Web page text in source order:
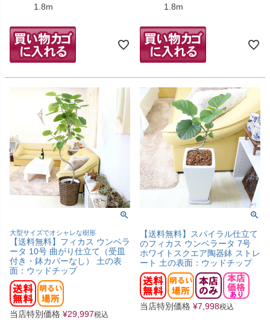
1.8m
1.8m
大型サイズでオシャレな樹形
【送料無料】フィカス ウンベラ
ータ 10号 曲がり仕立て（受皿
付き・鉢カバーなし） 土の表
面：ウッドチップ
当店特別価格 ¥29,997税込
【送料無料】スパイラル仕立て
のフィカス ウンベラータ 7号
ホワイトスクエア陶器鉢 ストレ
ート 土の表面：ウッドチップ
当店特別価格 ¥7,998税込